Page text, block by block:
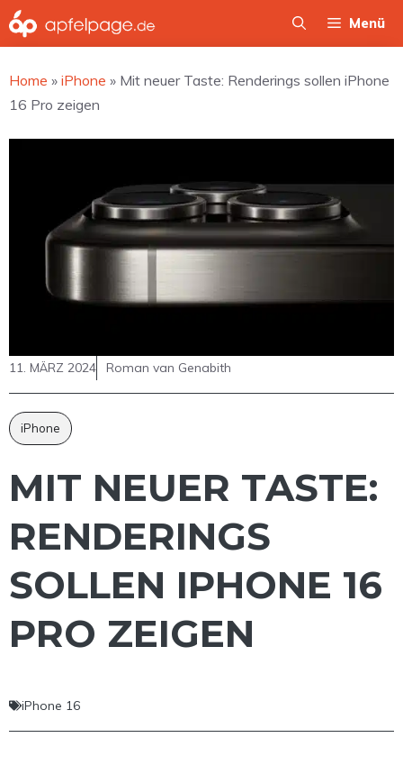
Zum
Inhalt
Menü
Home » iPhone » Mit neuer Taste: Renderings sollen iPhone
16 Pro zeigen
11. MÄRZ 2024 Roman van Genabith
iPhone
MIT NEUER TASTE:
RENDERINGS
SOLLEN IPHONE 16
PRO ZEIGEN
iPhone 16